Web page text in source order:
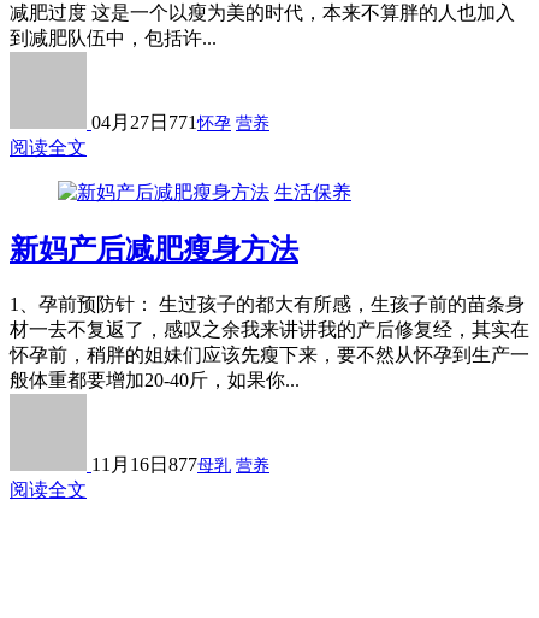
减肥过度 这是一个以瘦为美的时代，本来不算胖的人也加入
到减肥队伍中，包括许...
04月27日 771怀孕 营养
阅读全文
生活保养
新妈产后减肥瘦身方法
1、孕前预防针： 生过孩子的都大有所感，生孩子前的苗条身
材一去不复返了，感叹之余我来讲讲我的产后修复经，其实在
怀孕前，稍胖的姐妹们应该先瘦下来，要不然从怀孕到生产一
般体重都要增加20-40斤，如果你...
11月16日 877母乳 营养
阅读全文